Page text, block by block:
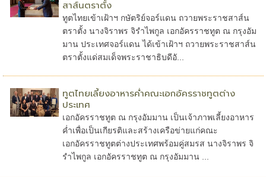
สาส์นตราตั้ง
ทูตไทยเข้าเฝ้าฯ กษัตริย์จอร์แดน ถวายพระราชสาส์น
ตราตั้ง นางจิราพร จิรำไพกูล เอกอัครราชทูต ณ กรุงอัม
มาน ประเทศจอร์แดน ได้เข้าเฝ้าฯ ถวายพระราชสาส์น
ตราตั้งแด่สมเด็จพระราชาธิบดีอั...
ทูตไทยเลี้ยงอาหารค่ำคณะเอกอัครราชทูตต่าง
ประเทศ
เอกอัครราชทูต ณ กรุงอัมมาน เป็นเจ้าภาพเลี้ยงอาหาร
ค่ำเพื่อเป็นเกียรติและสร้างเครือข่ายแก่คณะ
เอกอัครราชทูตต่างประเทศพร้อมคู่สมรส นางจิราพร จิ
รำไพกูล เอกอัครราชทูต ณ กรุงอัมมาน ...